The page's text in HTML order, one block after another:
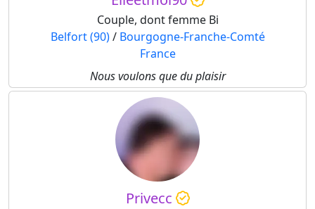
Couple, dont femme Bi
Belfort (90)/ Bourgogne-Franche-Comté
France
Nous voulons que du plaisir
Privecc